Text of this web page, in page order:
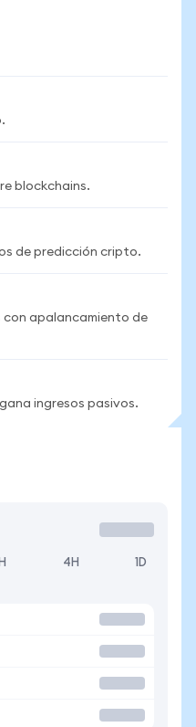
blockchains.
de predicción cripto.
con apalancamiento de
ingresos pasivos.
4H 1D